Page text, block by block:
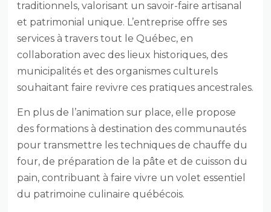
traditionnels, valorisant un savoir-faire artisanal
et patrimonial unique. L’entreprise offre ses
services à travers tout le Québec, en
collaboration avec des lieux historiques, des
municipalités et des organismes culturels
souhaitant faire revivre ces pratiques ancestrales.
En plus de l’animation sur place, elle propose
des formations à destination des communautés
pour transmettre les techniques de chauffe du
four, de préparation de la pâte et de cuisson du
pain, contribuant à faire vivre un volet essentiel
du patrimoine culinaire québécois.